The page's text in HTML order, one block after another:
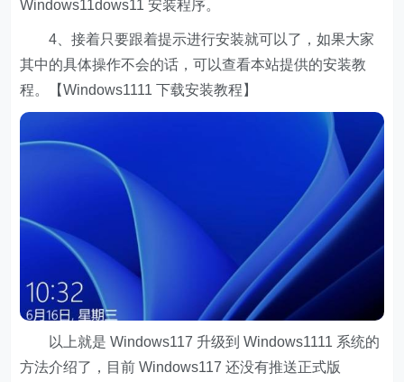
Windows11dows11 安装程序。
4、接着只要跟着提示进行安装就可以了，如果大家
其中的具体操作不会的话，可以查看本站提供的安装教
程。【Windows1111 下载安装教程】
以上就是 Windows117 升级到 Windows1111 系统的
方法介绍了，目前 Windows117 还没有推送正式版